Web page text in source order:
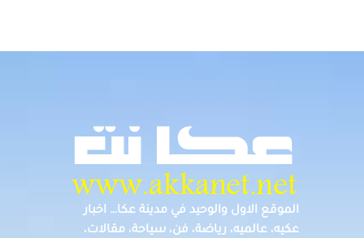
الموقع الاول والوحيد في مدينة عكا… اخبار
عكيه، عالميه، رياضة، فن، سياحة، مقالات،